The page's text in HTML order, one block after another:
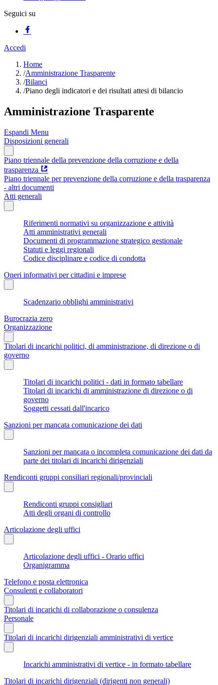
Seguici su
Accedi
Home
/Amministrazione Trasparente
/Bilanci
/Piano degli indicatori e dei risultati attesi di bilancio
Amministrazione Trasparente
Espandi Menu
Disposizioni generali
Piano triennale della prevenzione della corruzione e della
trasparenza
Piano triennale per prevenzione della corruzione e della trasparenza
- altri documenti
Atti generali
Riferimenti normativi su organizzazione e attività
Atti amministrativi generali
Documenti di programmazione strategico gestionale
Statuti e leggi regionali
Codice disciplinare e codice di condotta
Oneri informativi per cittadini e imprese
Scadenzario obblighi amministrativi
Burocrazia zero
Organizzazione
Titolari di incarichi politici, di amministrazione, di direzione o di
governo
Titolari di incarichi politici - dati in formato tabellare
Titolari di incarichi di amministrazione di direzione o di
governo
Soggetti cessati dall'incarico
Sanzioni per mancata comunicazione dei dati
Sanzioni per mancata o incompleta comunicazione dei dati da
parte dei titolari di incarichi dirigenziali
Rendiconti gruppi consiliari regionali/provinciali
Rendiconti gruppi consigliari
Atti degli organi di controllo
Articolazione degli uffici
Articolazione degli uffici - Orario uffici
Organigramma
Telefono e posta elettronica
Consulenti e collaboratori
Titolari di incarichi di collaborazione o consulenza
Personale
Titolari di incarichi dirigenziali amministrativi di vertice
Incarichi amministrativi di vertice - in formato tabellare
Titolari di incarichi dirigenziali (dirigenti non generali)